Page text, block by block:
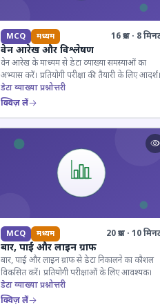
MCQ मध्यम 16 प्रश्न · 8
वेन आरेख और विश्लेषण
वेन आरेख के माध्यम से डेटा व्याख्या समस्याओं का
अभ्यास करें। प्रतियोगी परीक्षा की तैयारी के लिए आदर्श।
डेटा व्याख्या प्रश्नोत्तरी
क्विज़ लें
MCQ मध्यम 20 प्रश्न · 10
बार, पाई और लाइन ग्राफ
बार, पाई और लाइन ग्राफ से डेटा निकालने का कौशल
विकसित करें। प्रतियोगी परीक्षाओं के लिए आवश्यक।
डेटा व्याख्या प्रश्नोत्तरी
क्विज़ लें